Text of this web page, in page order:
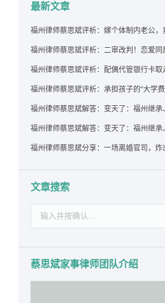
最新文章
文章搜索
蔡思斌家事律师团队介绍